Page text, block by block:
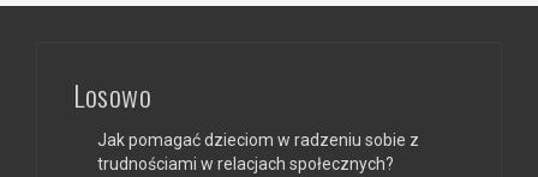
Losowo
Jak pomagać dzieciom w radzeniu sobie z
trudnościami w relacjach społecznych?